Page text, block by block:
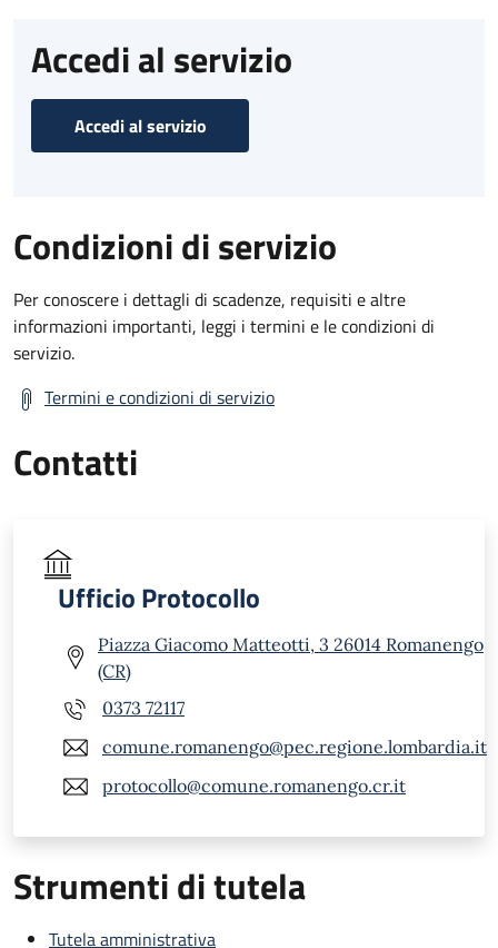
Accedi al servizio
Accedi al servizio
Condizioni di servizio
Per conoscere i dettagli di scadenze, requisiti e altre
informazioni importanti, leggi i termini e le condizioni di
servizio.
Termini e condizioni di servizio
Contatti
Ufficio Protocollo
Piazza Giacomo Matteotti, 3 26014 Romanengo
(CR)
0373 72117
comune.romanengo@pec.regione.lombardia.it
protocollo@comune.romanengo.cr.it
Strumenti di tutela
Tutela amministrativa